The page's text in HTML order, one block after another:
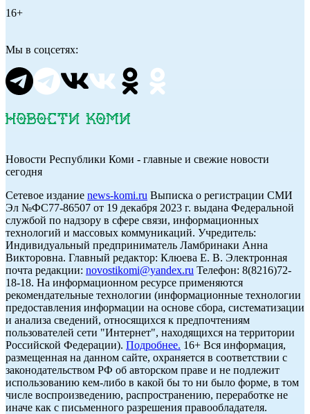
16+
Мы в соцсетях:
Новости Республики Коми - главные и свежие новости
сегодня
Cетевое издание news-komi.ru Выписка о регистрации СМИ
Эл №ФС77-86507 от 19 декабря 2023 г. выдана Федеральной
службой по надзору в сфере связи, информационных
технологий и массовых коммуникаций. Учредитель:
Индивидуальный предприниматель Ламбринаки Анна
Викторовна. Главный редактор: Клюева Е. В. Электронная
почта редакции: novostikomi@yandex.ru Телефон: 8(8216)72-
18-18. На информационном ресурсе применяются
рекомендательные технологии (информационные технологии
предоставления информации на основе сбора, систематизации
и анализа сведений, относящихся к предпочтениям
пользователей сети "Интернет", находящихся на территории
Российской Федерации). Подробнее. 16+ Вся информация,
размещенная на данном сайте, охраняется в соответствии с
законодательством РФ об авторском праве и не подлежит
использованию кем-либо в какой бы то ни было форме, в том
числе воспроизведению, распространению, переработке не
иначе как с письменного разрешения правообладателя.